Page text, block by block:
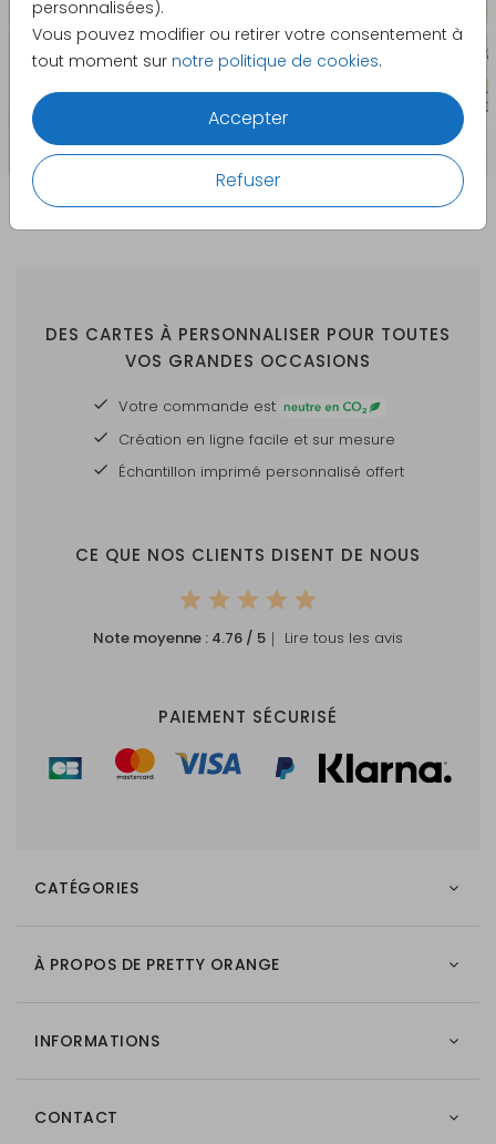
personnalisées).
Vous pouvez modifier ou retirer votre consentement à
tout moment sur notre politique de cookies.
Accepter
Refuser
DES CARTES À PERSONNALISER POUR TOUTES
VOS GRANDES OCCASIONS
Votre commande est
Création en ligne facile et sur mesure
Échantillon imprimé personnalisé offert
CE QUE NOS CLIENTS DISENT DE NOUS
Note moyenne : 4.76 / 5 ｜ Lire tous les avis
PAIEMENT SÉCURISÉ
CATÉGORIES
À PROPOS DE PRETTY ORANGE
INFORMATIONS
CONTACT